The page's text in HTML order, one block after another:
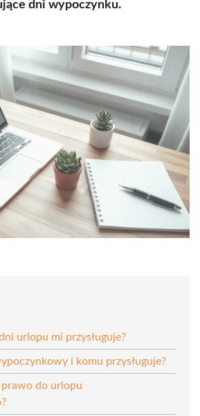
dni wypoczynku.
urlopu mi przysługuje?
i komu przysługuje?
prawo do urlopu